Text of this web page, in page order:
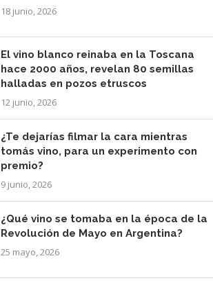
18 junio, 2026
El vino blanco reinaba en la Toscana
hace 2000 años, revelan 80 semillas
halladas en pozos etruscos
12 junio, 2026
¿Te dejarías filmar la cara mientras
tomás vino, para un experimento con
premio?
9 junio, 2026
¿Qué vino se tomaba en la época de la
Revolución de Mayo en Argentina?
25 mayo, 2026